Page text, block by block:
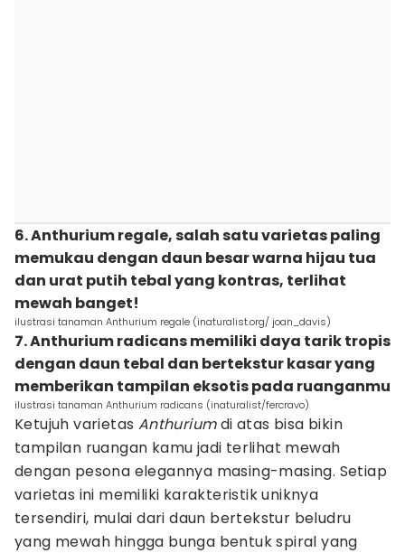
6. Anthurium regale, salah satu varietas paling
memukau dengan daun besar warna hijau tua
dan urat putih tebal yang kontras, terlihat
mewah banget!
ilustrasi tanaman Anthurium regale (inaturalist.org/ joan_davis)
7. Anthurium radicans memiliki daya tarik tropis
dengan daun tebal dan bertekstur kasar yang
memberikan tampilan eksotis pada ruanganmu
ilustrasi tanaman Anthurium radicans (inaturalist/fercravo)
Ketujuh varietas Anthuriumdi atas bisa bikin
tampilan ruangan kamu jadi terlihat mewah
dengan pesona elegannya masing-masing. Setiap
varietas ini memiliki karakteristik uniknya
tersendiri, mulai dari daun bertekstur beludru
yang mewah hingga bunga bentuk spiral yang